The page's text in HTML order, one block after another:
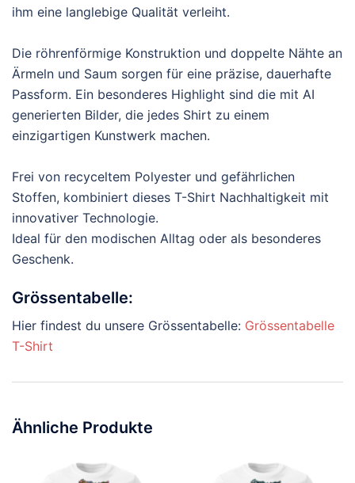
ihm eine langlebige Qualität verleiht.
Die röhrenförmige Konstruktion und doppelte Nähte an
Ärmeln und Saum sorgen für eine präzise, dauerhafte
Passform. Ein besonderes Highlight sind die mit AI
generierten Bilder, die jedes Shirt zu einem
einzigartigen Kunstwerk machen.
Frei von recyceltem Polyester und gefährlichen
Stoffen, kombiniert dieses T-Shirt Nachhaltigkeit mit
innovativer Technologie.
Ideal für den modischen Alltag oder als besonderes
Geschenk.
Grössentabelle:
Hier findest du unsere Grössentabelle: Grössentabelle
T-Shirt
Ähnliche Produkte